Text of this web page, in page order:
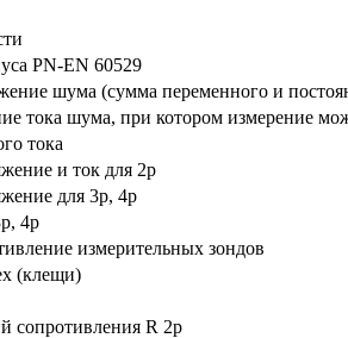
PN-EN 60529
шума (сумма переменного и
тока шума, при котором измерение
тока
и ток для 2p
для 3p, 4p
4p
измерительных зондов
(клещи)
сопротивления R 2p